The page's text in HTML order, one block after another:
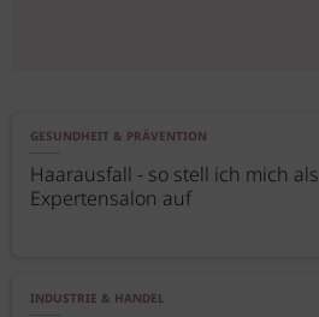
GESUNDHEIT & PRÄVENTION
Haarausfall - so stell ich mich als
Expertensalon auf
INDUSTRIE & HANDEL